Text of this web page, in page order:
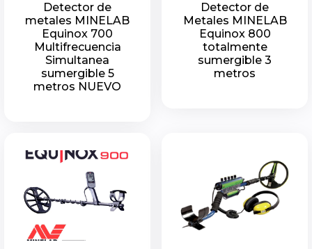
Detector de
metales MINELAB
Equinox 700
Multifrecuencia
Simultanea
sumergible 5
metros NUEVO
Detector de
Metales MINELAB
Equinox 800
totalmente
sumergible 3
metros